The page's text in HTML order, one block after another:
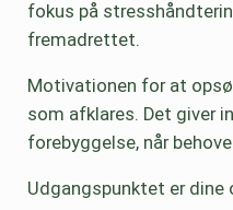
fokus på
fremadrettet.
Motivationen for at
som afklares. Det giver
forebyggelse, når
Udgangspunktet er dine